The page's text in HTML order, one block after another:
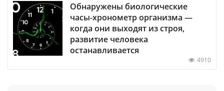
Обнаружены биологические
часы-хронометр организма —
когда они выходят из строя,
развитие человека
останавливается
4910